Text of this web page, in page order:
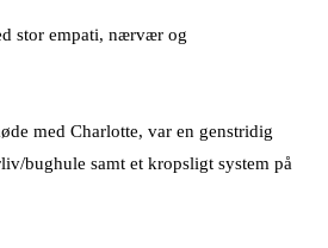
stor empati, nærvær og
med Charlotte, var en genstridig
bughule samt et kropsligt system på